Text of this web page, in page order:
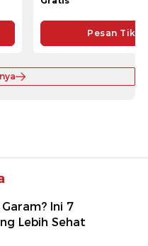
Pesan Tiket
Ini 7
Lebih Sehat